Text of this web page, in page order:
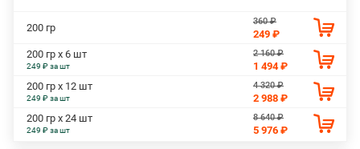
200 гр
360 ₽
249 ₽
200 гр х 6 шт
249 ₽ за шт
2 160 ₽
1 494 ₽
200 гр х 12 шт
249 ₽ за шт
4 320 ₽
2 988 ₽
200 гр х 24 шт
249 ₽ за шт
8 640 ₽
5 976 ₽